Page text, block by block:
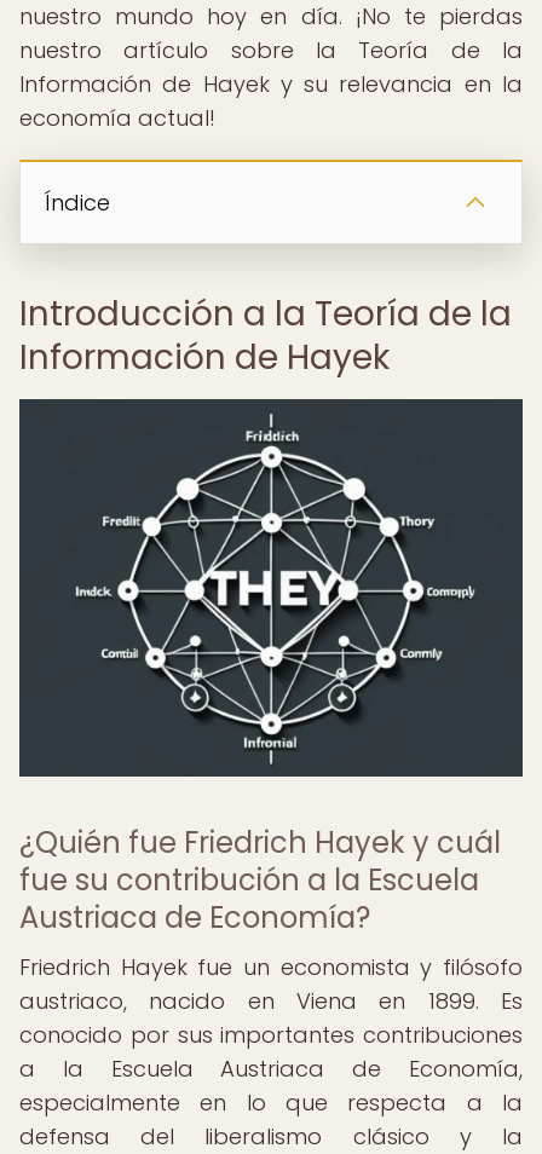
nuestro mundo hoy en día. ¡No te pierdas
nuestro artículo sobre la Teoría de la
Información de Hayek y su relevancia en la
economía actual!
Índice
Introducción a la Teoría de la
Información de Hayek
¿Quién fue Friedrich Hayek y cuál
fue su contribución a la Escuela
Austriaca de Economía?
Friedrich Hayek fue un economista y filósofo
austriaco, nacido en Viena en 1899. Es
conocido por sus importantes contribuciones
a la Escuela Austriaca de Economía,
especialmente en lo que respecta a la
defensa del liberalismo clásico y la